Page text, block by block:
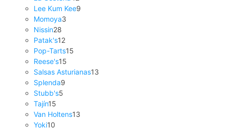
Lee Kum Kee9
Momoya3
Nissin28
Patak's12
Pop-Tarts15
Reese's15
Salsas Asturianas13
Splenda9
Stubb's5
Tajín15
Van Holtens13
Yoki10